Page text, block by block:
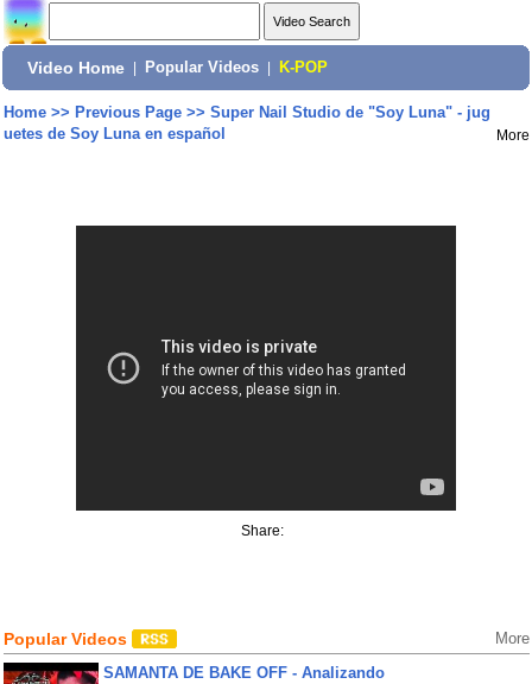
Video Home Popular Videos K-POP
Home>> Previous Page>> Super Nail Studio de "Soy Luna" - jug
uetes de Soy Luna en español
More
Share:
Popular Videos More
SAMANTA DE BAKE OFF - Analizando